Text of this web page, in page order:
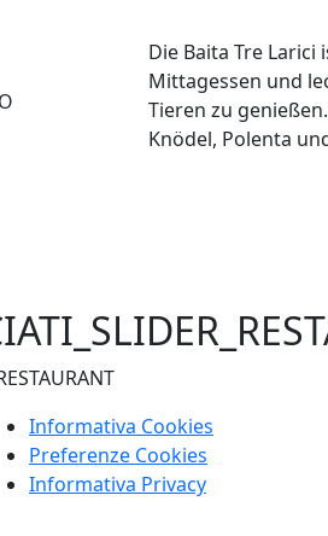
Die Baita Tre
Mittagessen und
Tieren zu
Knödel, Polenta
Informativa Cookies
Preferenze Cookies
Informativa Privacy